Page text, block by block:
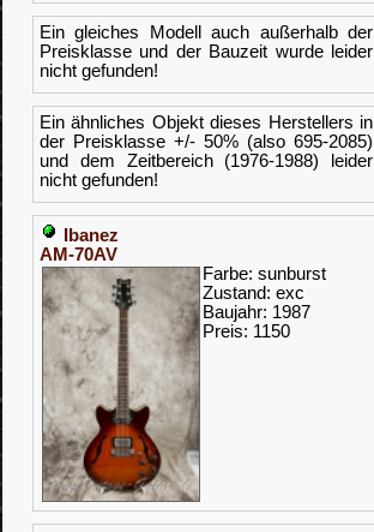
Ein gleiches Modell auch außerhalb der
Preisklasse und der Bauzeit wurde leider
nicht gefunden!
Ein ähnliches Objekt dieses Herstellers in
der Preisklasse +/- 50% (also 695-2085)
und dem Zeitbereich (1976-1988) leider
nicht gefunden!
Ibanez
AM-70AV
Farbe: sunburst
Zustand: exc
Baujahr: 1987
Preis: 1150